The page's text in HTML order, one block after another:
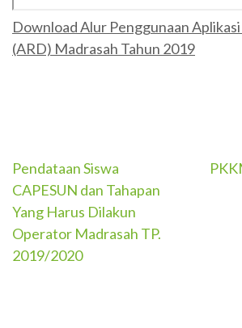
Download Alur Penggunaan
(ARD) Madrasah Tahun 2019
Post
navigation
Pendataan Siswa
CAPESUN dan Tahapan
Yang Harus Dilakun
Operator Madrasah TP.
2019/2020